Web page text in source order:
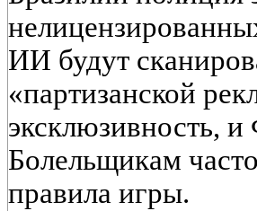
ИИ будут
«партизанской
эксклюзивность,
Болельщикам
правила игры.